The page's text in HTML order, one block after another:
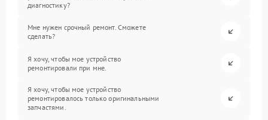
диагностику?
Мне нужен срочный ремонт. Сможете
сделать?
Я хочу, чтобы мое устройство
ремонтировали при мне.
Я хочу, чтобы мое устройство
ремонтировалось только оригинальными
запчастями.